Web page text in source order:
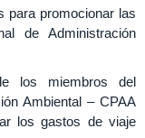
para promocionar las
de Administración
los miembros del
Ambiental – CPAA
los gastos de viaje